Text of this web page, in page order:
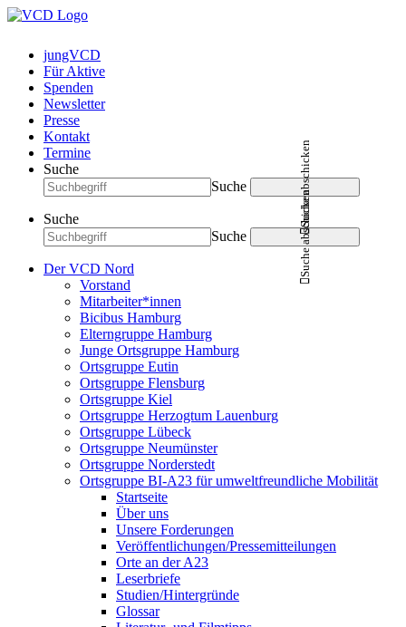
jungVCD
Für Aktive
Spenden
Newsletter
Presse
Kontakt
Termine
Suche
Suche
Suche abschicken
Suche
Suche
Suche abschicken
Der VCD Nord
Vorstand
Mitarbeiter*innen
Bicibus Hamburg
Elterngruppe Hamburg
Junge Ortsgruppe Hamburg
Ortsgruppe Eutin
Ortsgruppe Flensburg
Ortsgruppe Kiel
Ortsgruppe Herzogtum Lauenburg
Ortsgruppe Lübeck
Ortsgruppe Neumünster
Ortsgruppe Norderstedt
Ortsgruppe BI-A23 für umweltfreundliche Mobilität
Startseite
Über uns
Unsere Forderungen
Veröffentlichungen/Pressemitteilungen
Orte an der A23
Leserbriefe
Studien/Hintergründe
Glossar